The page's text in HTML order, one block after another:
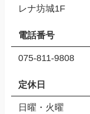
レナ坊城1F
電話番号
075-811-9808
定休日
日曜・火曜